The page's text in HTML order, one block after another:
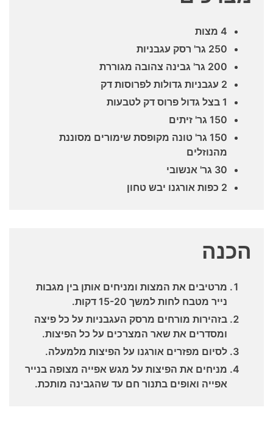
4 מצות
250 גר' רסק עגבניות
200 גר' גבינה צהובה מגוררת
2 עגבניות גדולות לפרוסות דק
1 בצל גדול פרוס דק לטבעות
150 גר' זיתים
150 גר' טונה מקופסת שימורים מסוננת
מהנוזלים
30 גר' אנשובי
2 כפות אורגנו יבש טחון
הכנה
מרטיבים את המצות ומניחים אותן בין מגבות
נייר מטבח לחות למשך 15-20 דקות.
בזהירות מורחים מרסק העגבניות על כל פיצה
ומסדרים את שאר המצרכים על כל הפיצות.
לסיום מפזרים אורגנו על הפיצות מלמעלה.
מניחים את הפיצות על מגש אפייה מצופה בנייר
אפייה ואופים בתנור חם עד שהגבינה מותכת.